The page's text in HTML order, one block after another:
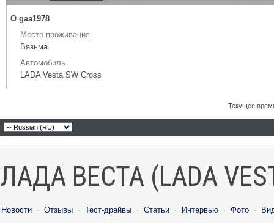
О gaa1978
Место проживания
Вязьма
Автомобиль
LADA Vesta SW Cross
Текущее
ЛАДА ВЕСТА (LADA
Новости · Отзывы · Тест-драйвы · Статьи · Интервью · Фото ·